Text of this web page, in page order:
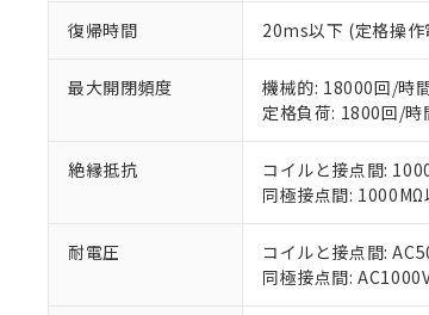
復帰時間 20ms以下 (定格操
最大開閉頻度
機械的: 18000回/時
定格負荷: 1800回/時
絶縁抵抗
コイルと接点間:
同極接点間:
耐電圧
コイルと接点間:
同極接点間:
※3
下記
EU
51物
※本
また
混在
「10
「－
空
白